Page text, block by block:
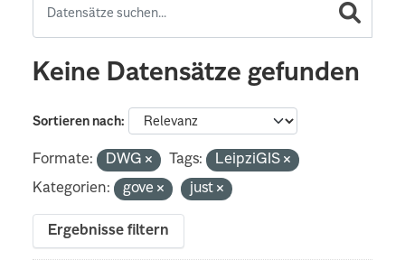
Keine Datensätze gefunden
Sortieren nach
Formate: DWG Tags:
LeipziGIS
Kategorien:
gove just
Ergebnisse filtern